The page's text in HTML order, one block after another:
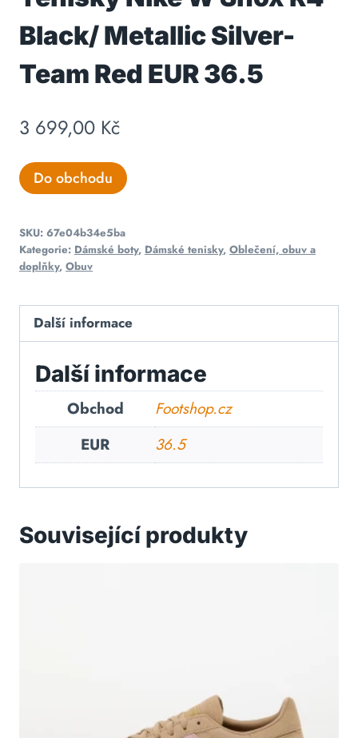
Black/ Metallic Silver-
Team Red EUR 36.5
3 699,00 Kč
Do obchodu
SKU: 67e04b34e5ba
Kategorie: Dámské boty, Dámské tenisky, Oblečení, obuv a
doplňky, Obuv
Další informace
Další informace
Obchod
Footshop.cz
EUR
36.5
Související produkty